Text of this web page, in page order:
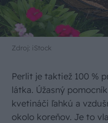
Zdroj: iStock
Perlit je taktiež 100 %
látka. Úžasný
kvetináči ľahkú a
okolo koreňov. Je to